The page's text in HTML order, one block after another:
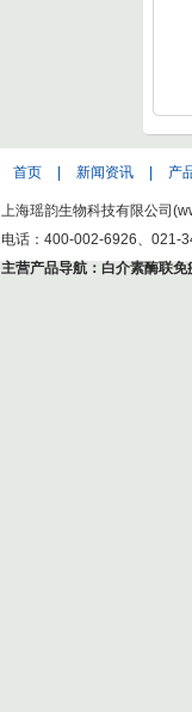
首页 新闻资讯 产
上海瑶韵生物科技有限公司
电话：400-002-6926、021-
主营产品导航： 白介素酶联免